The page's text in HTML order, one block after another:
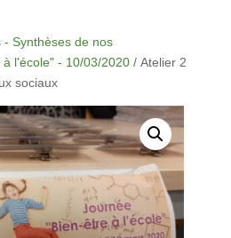
- Synthèses de nos
à l'école" - 10/03/2020/ Atelier 2
sociaux